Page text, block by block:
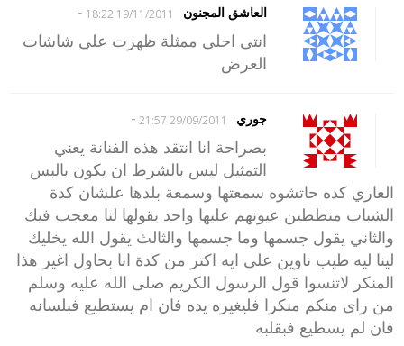
العاشق المجنون 19/11/2011 18:22
-
انتى احلى ممثلة ظهرت على شاشات
العرض
جوري 29/09/2011 21:57
-
بصراحة انا انتقد هذه الفنانة يعني
التمثيل ليس بالشرط ان يكون بالبس
العاري كده حاتشوه سمعتها وسمعة بلدها علشان كدة
الشباب منططين عيونهم عليها واحد يقولها لنا معجب فيك
والثاني يقول جسمها وما جسمها والثالث يقول الله يخليك
لينا ليه طيب ناوين على ايه اكتر من كدة انا بحاول اغير هذا
المنكر لاتنسوا قول الرسول الكريم صلى الله عليه وسلم
من راى منكم منكرا فليغيره يده فان ام يستطيع فبلسانه
فان لم يسطيع فبقلبه